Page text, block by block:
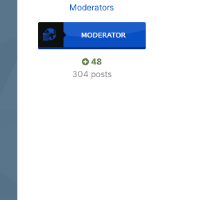
Moderators
48
304 posts